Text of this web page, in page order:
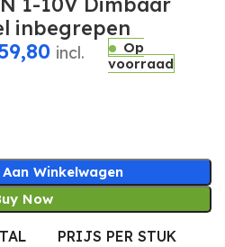
inbegrepen
incl.
Op
voorraad
Winkelwagen
Now
PRIJS PER STUK